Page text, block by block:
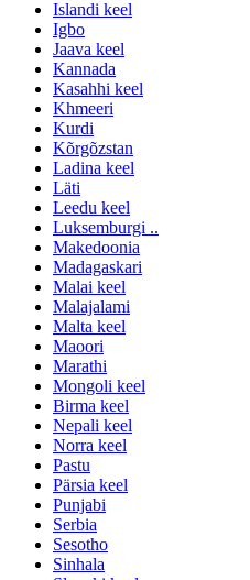
Islandi keel
Igbo
Jaava keel
Kannada
Kasahhi keel
Khmeeri
Kurdi
Kõrgõzstan
Ladina keel
Läti
Leedu keel
Luksemburgi ..
Makedoonia
Madagaskari
Malai keel
Malajalami
Malta keel
Maoori
Marathi
Mongoli keel
Birma keel
Nepali keel
Norra keel
Pastu
Pärsia keel
Punjabi
Serbia
Sesotho
Sinhala